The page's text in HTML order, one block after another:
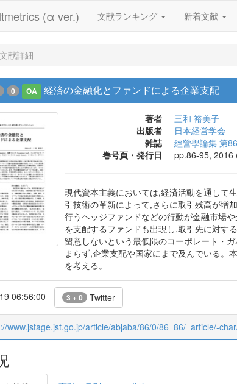
(α ver.) 文献ランキング 新着文献
文献詳細
0 OA 経済の金融化とファンドによる企業支配
著者
三和 裕美子
出版者
日本経営学会
雑誌
經營學論集 第
巻号頁・発行日
pp.86-95, 2016
現代資本主義においては,経済活動を通して
引技術の革新によって,さらに取引残高が増
行うヘッジファンドなどの行動が金融市場
を支配するファンドも出現し,取引先に対す
留意しないという最低限のコーポレート・
まらず,企業支配や国家にまで及んでいる。
を考える。
06:56:00 3 + 0 Twitter
www.jstage.jst.go.jp/article/abjaba/86/0/86_86/_article/-